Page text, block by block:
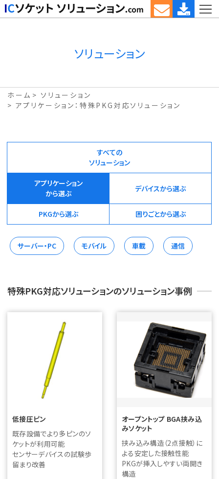
ソリューション
ホーム
ソリューション
アプリケーション：特殊PKG対応ソリューション
すべての
ソリューション
アプリケーション
から選ぶ
デバイスから選ぶ
PKGから選ぶ 困りごとから選ぶ
サーバー・PC モバイル 車載 通信
特殊PKG対応ソリューションのソリューション事例
低接圧ピン
既存設備でより多ピンのソ
ケットが利用可能
センサーデバイスの試験歩
留まり改善
オープントップ BGA挟み込
みソケット
挟み込み構造（2点接触）に
よる安定した接触性能
PKGが挿入しやすい両開き
構造